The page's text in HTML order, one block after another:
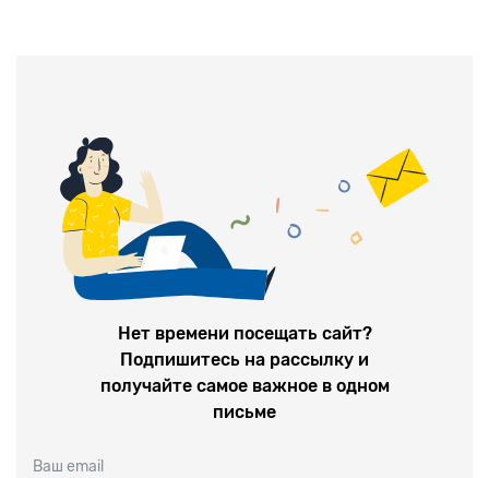
Нет времени посещать сайт?
Подпишитесь на рассылку и
получайте самое важное в одном
письме
Ваш email